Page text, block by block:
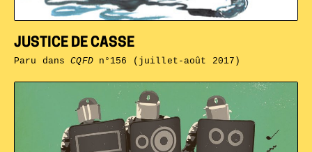
JUSTICE DE CASSE
Paru dansCQFDn°156 (juillet-août 2017)